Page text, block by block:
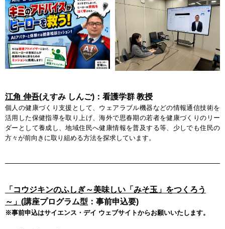
江角 伸吾(えすみ しんご)：看護学群 教授
個人の健康づくり支援として、ウェアラブル機器などの情報通信技術を
活用した保健指導を取り上げ、海外で思春期の若者を健康づくりのリー
ダーとして養成し、地域住民へ健康情報を普及する等、少しでも住民の
方々が前向きに取り組める方法を探求しています。
「コウジキンのふしぎ～美味しい「みそ玉」をつくろう
～」 (講座プログラム型：事前申込要)
※事前申込はサイエンス・デイ ウェブサイトからお願いいたします。